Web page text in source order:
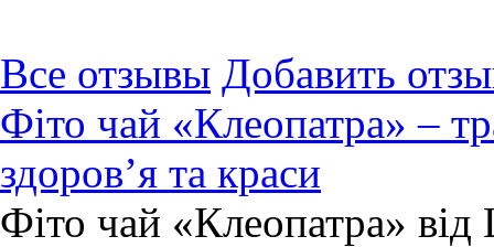
Все отзывы Добавить
Фіто чай «Клеопатра» –
здоров’я та краси
Фіто чай «Клеопатра»